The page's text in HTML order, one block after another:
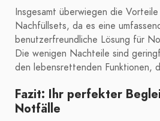
Insgesamt überwiegen die Vorteile
Nachfüllsets, da es eine
benutzerfreundliche Lösung für
Die wenigen Nachteile sind
den lebensrettenden Funktionen,
Fazit: Ihr perfekter
Notfälle